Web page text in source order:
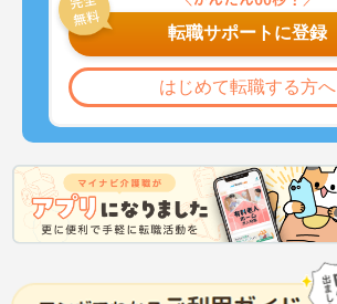
転職サポートに登録
はじめて転職する方へ